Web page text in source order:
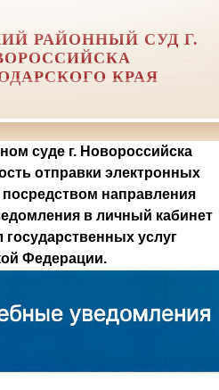
РАЙОННЫЙ СУД Г.
КРАЯ
суде г. Новороссийска
отправки электронных
направления
в личный кабинет
государственных услуг
Федерации.